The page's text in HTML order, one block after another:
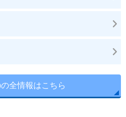
全情報はこちら